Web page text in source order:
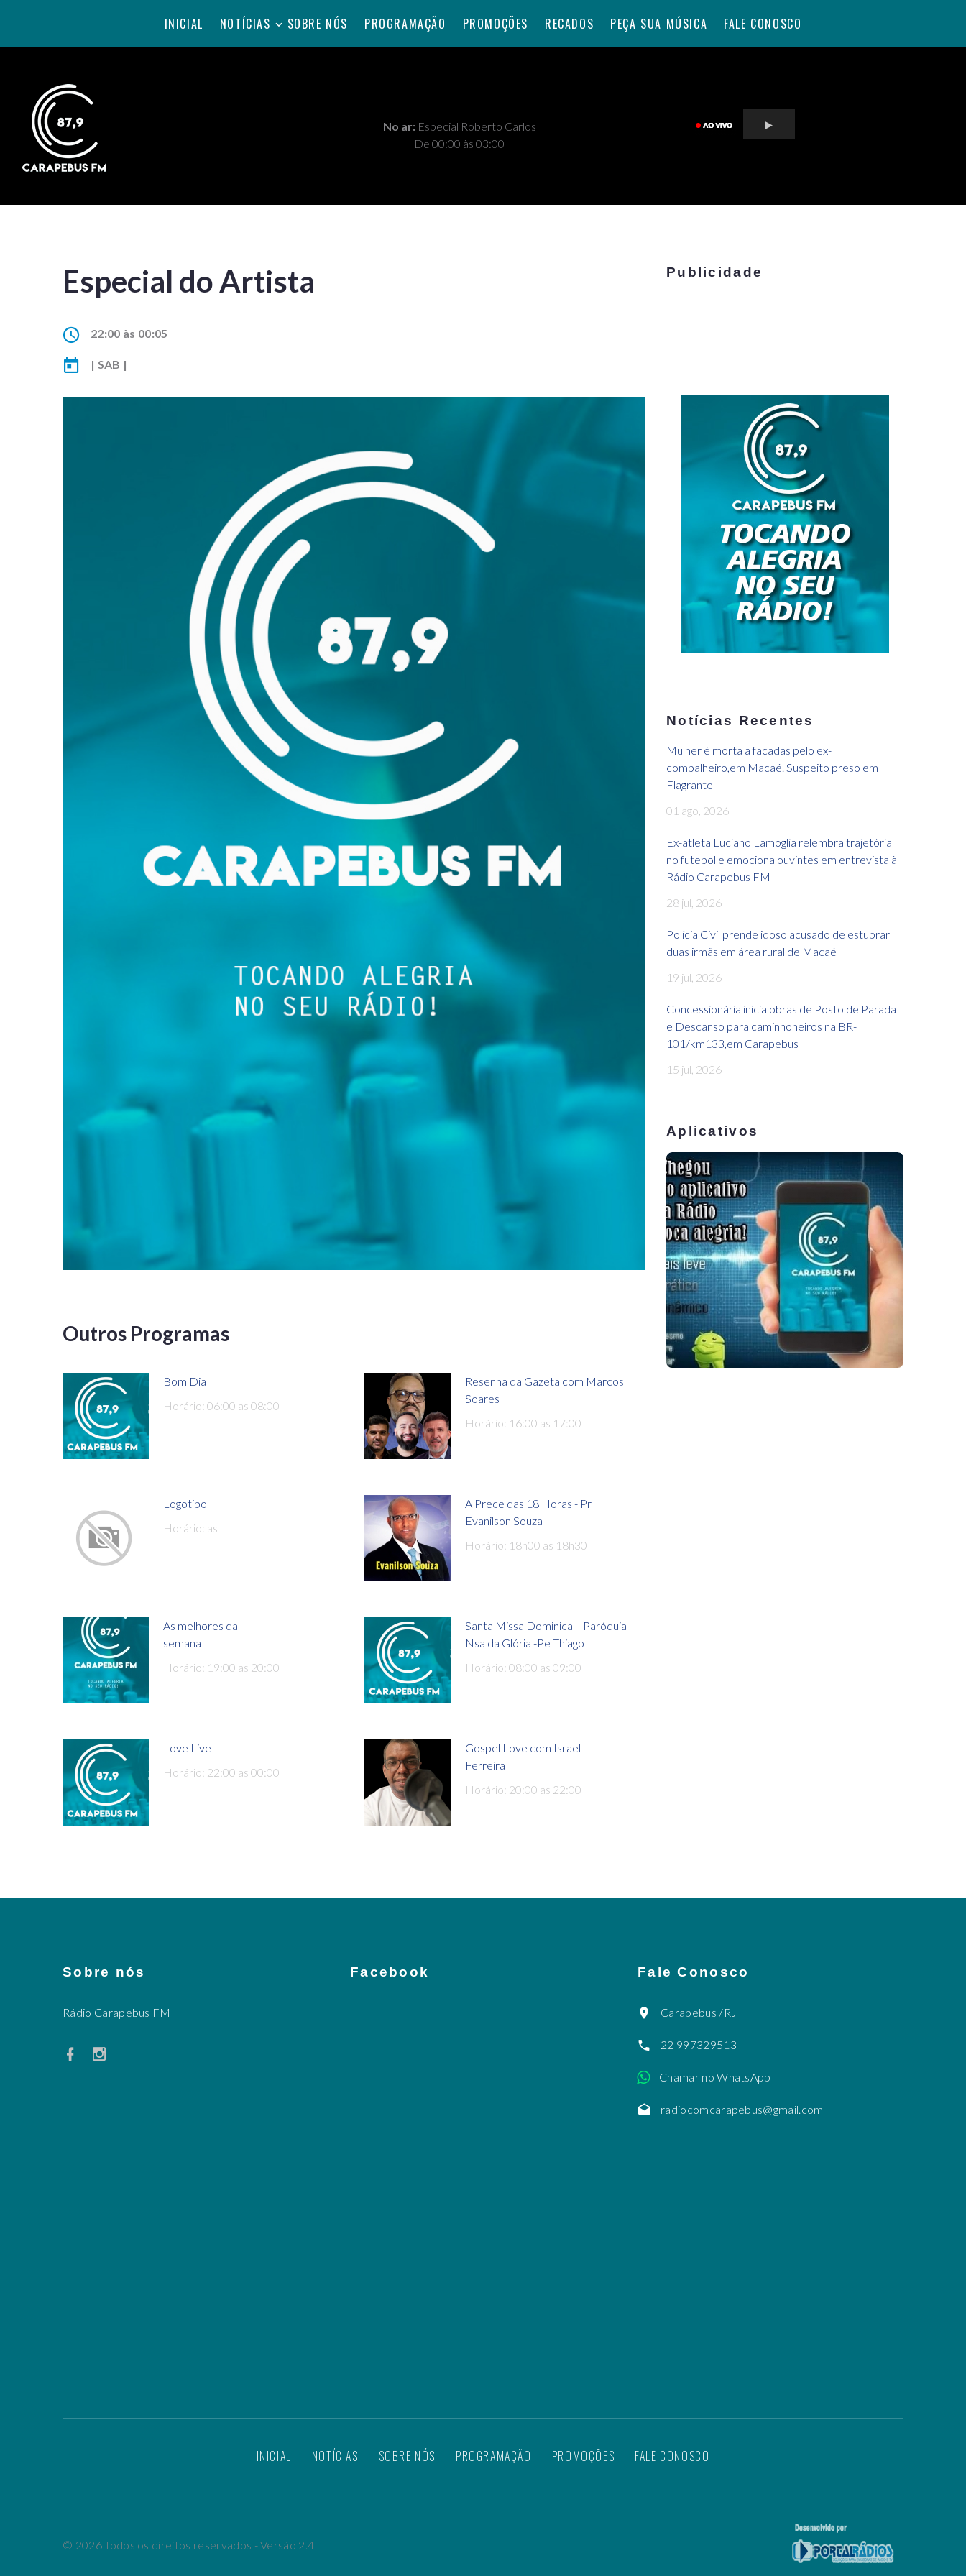
INICIAL NOTÍCIAS SOBRE NÓS PROGRAMAÇÃO PROMOÇÕES RECADOS PEÇA SUA MÚSICA FALE CONOSCO
No ar:Especial Roberto Carlos
De 00:00 às 03:00
Especial do Artista
22:00 às 00:05
| SAB |
Outros Programas
Bom Dia
Horário: 06:00 as 08:00
Resenha da Gazeta com Marcos
Soares
Horário: 16:00 as 17:00
Logotipo
Horário: as
A Prece das 18 Horas - Pr
Evanilson Souza
Horário: 18h00 as 18h30
As melhores da
semana
Horário: 19:00 as 20:00
Santa Missa Dominical - Paróquia
Nsa da Glória -Pe Thiago
Horário: 08:00 as 09:00
Love Live
Horário: 22:00 as 00:00
Gospel Love com Israel
Ferreira
Horário: 20:00 as 22:00
Publicidade
Notícias Recentes
Mulher é morta a facadas pelo ex-
compalheiro,em Macaé. Suspeito preso em
Flagrante
01 ago, 2026
Ex-atleta Luciano Lamoglia relembra trajetória
no futebol e emociona ouvintes em entrevista à
Rádio Carapebus FM
28 jul, 2026
Polícia Civil prende idoso acusado de estuprar
duas irmãs em área rural de Macaé
19 jul, 2026
Concessionária inicia obras de Posto de Parada
e Descanso para caminhoneiros na BR-
101/km133,em Carapebus
15 jul, 2026
Aplicativos
Sobre nós
Rádio Carapebus FM
Facebook Fale Conosco
Carapebus /RJ
22 997329513
Chamar no WhatsApp
radiocomcarapebus@gmail.com
INICIAL NOTÍCIAS SOBRE NÓS PROGRAMAÇÃO PROMOÇÕES FALE CONOSCO
© 2026Todos os direitos reservados - Versão 2.4